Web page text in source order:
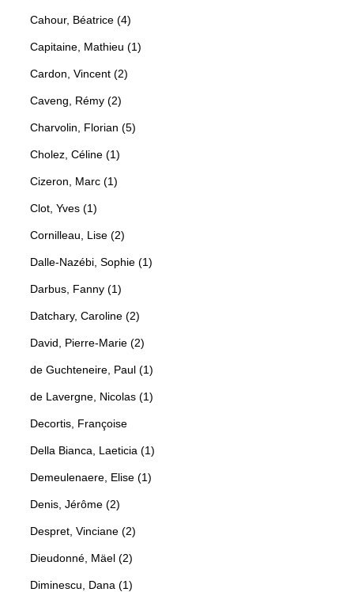
Cahour, Béatrice (4)
Capitaine, Mathieu (1)
Cardon, Vincent (2)
Caveng, Rémy (2)
Charvolin, Florian (5)
Cholez, Céline (1)
Cizeron, Marc (1)
Clot, Yves (1)
Cornilleau, Lise (2)
Dalle-Nazébi, Sophie (1)
Darbus, Fanny (1)
Datchary, Caroline (2)
David, Pierre-Marie (2)
de Guchteneire, Paul (1)
de Lavergne, Nicolas (1)
Decortis, Françoise
Della Bianca, Laeticia (1)
Demeulenaere, Elise (1)
Denis, Jérôme (2)
Despret, Vinciane (2)
Dieudonné, Mäel (2)
Diminescu, Dana (1)